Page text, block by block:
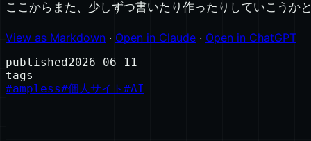
ここからまた、少しずつ書いたり作ったりしていこうか
View as Markdown · Open in Claude · Open in ChatGPT
published2026-06-11
tags
#ampless#個人サイト #AI